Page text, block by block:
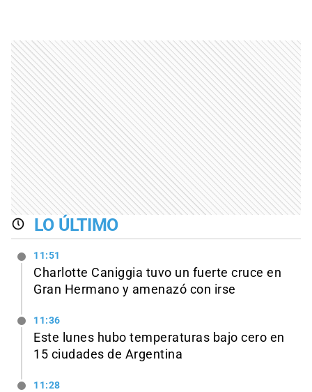
LO ÚLTIMO
11:51
Charlotte Caniggia tuvo un fuerte cruce en
Gran Hermano y amenazó con irse
11:36
Este lunes hubo temperaturas bajo cero en
15 ciudades de Argentina
11:28